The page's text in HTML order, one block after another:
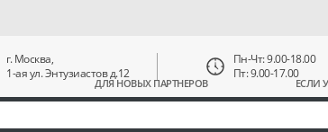
ДЛЯ НОВЫХ ПАРТНЕРОВ ЕСЛИ
г. Москва,
1-ая ул. Энтузиастов д.12
Пн-Чт: 9.00-18.00
Пт: 9.00-17.00